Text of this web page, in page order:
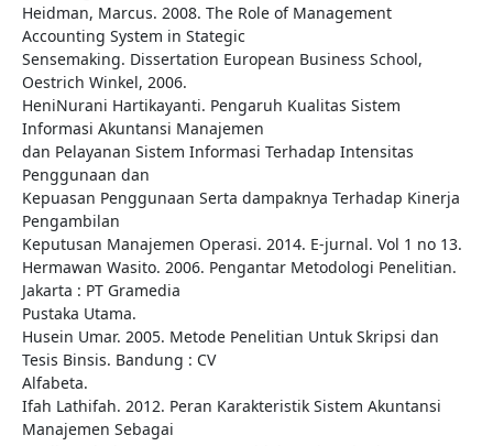
Heidman, Marcus. 2008. The Role of Management
Accounting System in Stategic
Sensemaking. Dissertation European Business School,
Oestrich Winkel, 2006.
HeniNurani Hartikayanti. Pengaruh Kualitas Sistem
Informasi Akuntansi Manajemen
dan Pelayanan Sistem Informasi Terhadap Intensitas
Penggunaan dan
Kepuasan Penggunaan Serta dampaknya Terhadap Kinerja
Pengambilan
Keputusan Manajemen Operasi. 2014. E-jurnal. Vol 1 no 13.
Hermawan Wasito. 2006. Pengantar Metodologi Penelitian.
Jakarta : PT Gramedia
Pustaka Utama.
Husein Umar. 2005. Metode Penelitian Untuk Skripsi dan
Tesis Binsis. Bandung : CV
Alfabeta.
Ifah Lathifah. 2012. Peran Karakteristik Sistem Akuntansi
Manajemen Sebagai